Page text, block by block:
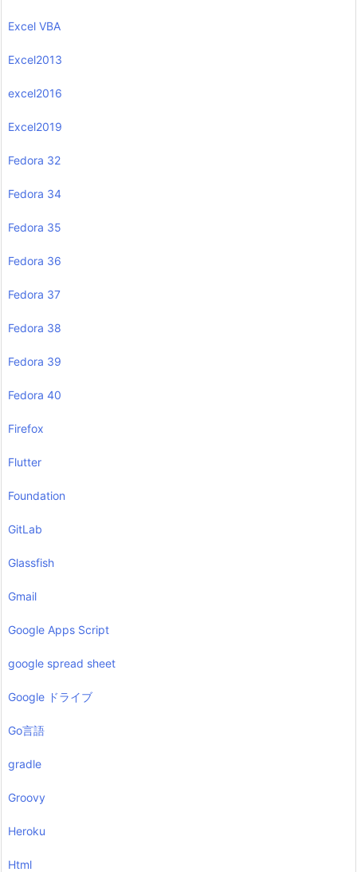
Excel VBA
Excel2013
excel2016
Excel2019
Fedora 32
Fedora 34
Fedora 35
Fedora 36
Fedora 37
Fedora 38
Fedora 39
Fedora 40
Firefox
Flutter
Foundation
GitLab
Glassfish
Gmail
Google Apps Script
google spread sheet
Google ドライブ
Go言語
gradle
Groovy
Heroku
Html